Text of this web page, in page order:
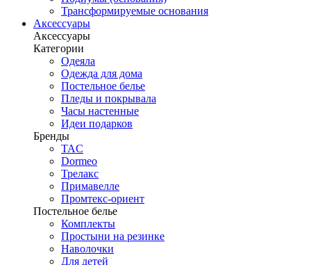
Трансформируемые основания
Аксессуары
Аксессуары
Категории
Одеяла
Одежда для дома
Постельное белье
Пледы и покрывала
Часы настенные
Идеи подарков
Бренды
TAC
Dormeo
Трелакс
Примавелле
Промтекс-ориент
Постельное белье
Комплекты
Простыни на резинке
Наволочки
Для детей